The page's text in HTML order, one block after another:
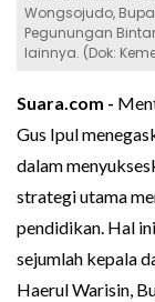
Wongsojudo,
Pegunungan
lainnya. (Dok:
Suara.com -
Gus Ipul
dalam
strategi utama
pendidikan. Hal
sejumlah kepala
Haerul Warisin,